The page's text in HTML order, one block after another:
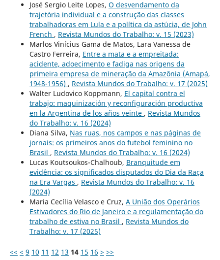
José Sergio Leite Lopes, O desvendamento da
trajetória individual e a construção das classes
trabalhadoras em Lula e a política da astúcia, de John
French , Revista Mundos do Trabalho: v. 15 (2023)
Marlos Vinícius Gama de Matos, Lara Vanessa de
Castro Ferreira, Entre a mata e a empreitada:
acidente, adoecimento e fadiga nas origens da
primeira empresa de mineração da Amazônia (Amapá,
1948-1956) , Revista Mundos do Trabalho: v. 17 (2025)
Walter Ludovico Koppmann, El capital contra el
trabajo: maquinización y reconfiguración productiva
en la Argentina de los años veinte , Revista Mundos
do Trabalho: v. 16 (2024)
Diana Silva, Nas ruas, nos campos e nas páginas de
jornais: os primeiros anos do futebol feminino no
Brasil , Revista Mundos do Trabalho: v. 16 (2024)
Lucas Koutsoukos-Chalhoub, Branquitude em
evidência: os significados disputados do Dia da Raça
na Era Vargas , Revista Mundos do Trabalho: v. 16
(2024)
Maria Cecília Velasco e Cruz, A União dos Operários
Estivadores do Rio de Janeiro e a regulamentação do
trabalho de estiva no Brasil , Revista Mundos do
Trabalho: v. 17 (2025)
<< < 9 10 11 12 13 14 15 16 > >>